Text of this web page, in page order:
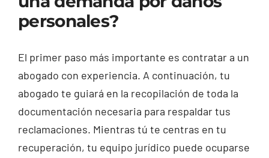
personales?
El primer paso más importante es contratar a un
abogado con experiencia. A continuación, tu
abogado te guiará en la recopilación de toda la
documentación necesaria para respaldar tus
reclamaciones. Mientras tú te centras en tu
recuperación, tu equipo jurídico puede ocuparse